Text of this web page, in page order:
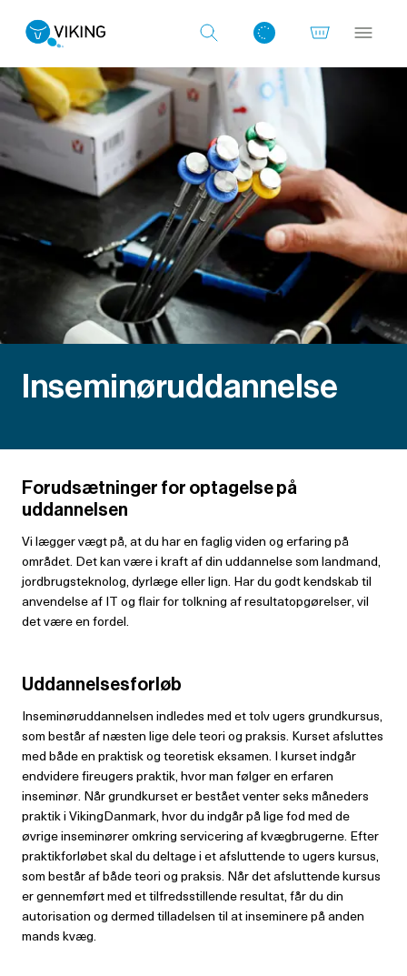
Log ind med det samme
Inseminøruddannelse
Forudsætninger for optagelse på
uddannelsen
Vi lægger vægt på, at du har en faglig viden og erfaring på
området. Det kan være i kraft af din uddannelse som landmand,
jordbrugsteknolog, dyrlæge eller lign. Har du godt kendskab til
anvendelse af IT og flair for tolkning af resultatopgørelser, vil
det være en fordel.
Uddannelsesforløb
Inseminøruddannelsen indledes med et tolv ugers grundkursus,
som består af næsten lige dele teori og praksis. Kurset afsluttes
med både en praktisk og teoretisk eksamen. I kurset indgår
endvidere fireugers praktik, hvor man følger en erfaren
inseminør. Når grundkurset er bestået venter seks måneders
praktik i VikingDanmark, hvor du indgår på lige fod med de
øvrige inseminører omkring servicering af kvægbrugerne. Efter
praktikforløbet skal du deltage i et afsluttende to ugers kursus,
som består af både teori og praksis. Når det afsluttende kursus
er gennemført med et tilfredsstillende resultat, får du din
autorisation og dermed tilladelsen til at inseminere på anden
mands kvæg.